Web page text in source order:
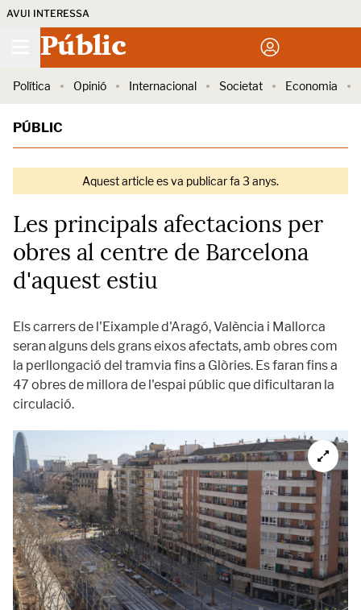
AVUI INTERESSA
Públic
Política Opinió Internacional Societat Economia
PÚBLIC
Aquest article es va publicar fa 3 anys.
Les principals afectacions per
obres al centre de Barcelona
d'aquest estiu
Els carrers de l'Eixample d'Aragó, València i Mallorca
seran alguns dels grans eixos afectats, amb obres com
la perllongació del tramvia fins a Glòries. Es faran fins a
47 obres de millora de l'espai públic que dificultaran la
circulació.